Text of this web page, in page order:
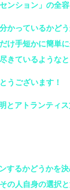
ンション」の全
かっているかど
け手短かに簡単
きているような
うございます！
とアトランティ
するかどうかを
の人自身の選択